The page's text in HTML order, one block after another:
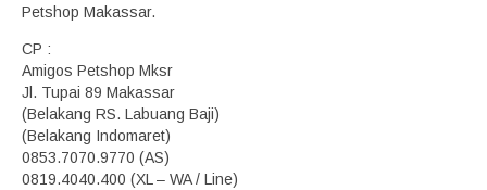
Petshop Makassar.
CP :
Amigos Petshop Mksr
Jl. Tupai 89 Makassar
(Belakang RS. Labuang Baji)
(Belakang Indomaret)
0853.7070.9770 (AS)
0819.4040.400 (XL – WA / Line)